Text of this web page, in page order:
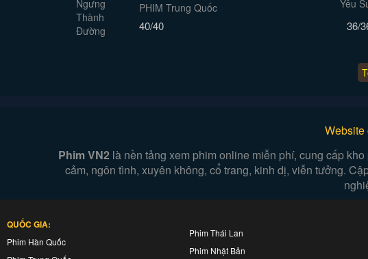
PHIM Trung Quốc
40/40 36/
Website
Phim VN2 là nền tảng xem phim online miễn phí, cung cấp
cảm, ngôn tình, xuyên không, cổ trang, kinh dị, viễn tưởng.
QUỐC GIA:
Phim Hàn Quốc
Phim Thái Lan
Phim Nhật Bản